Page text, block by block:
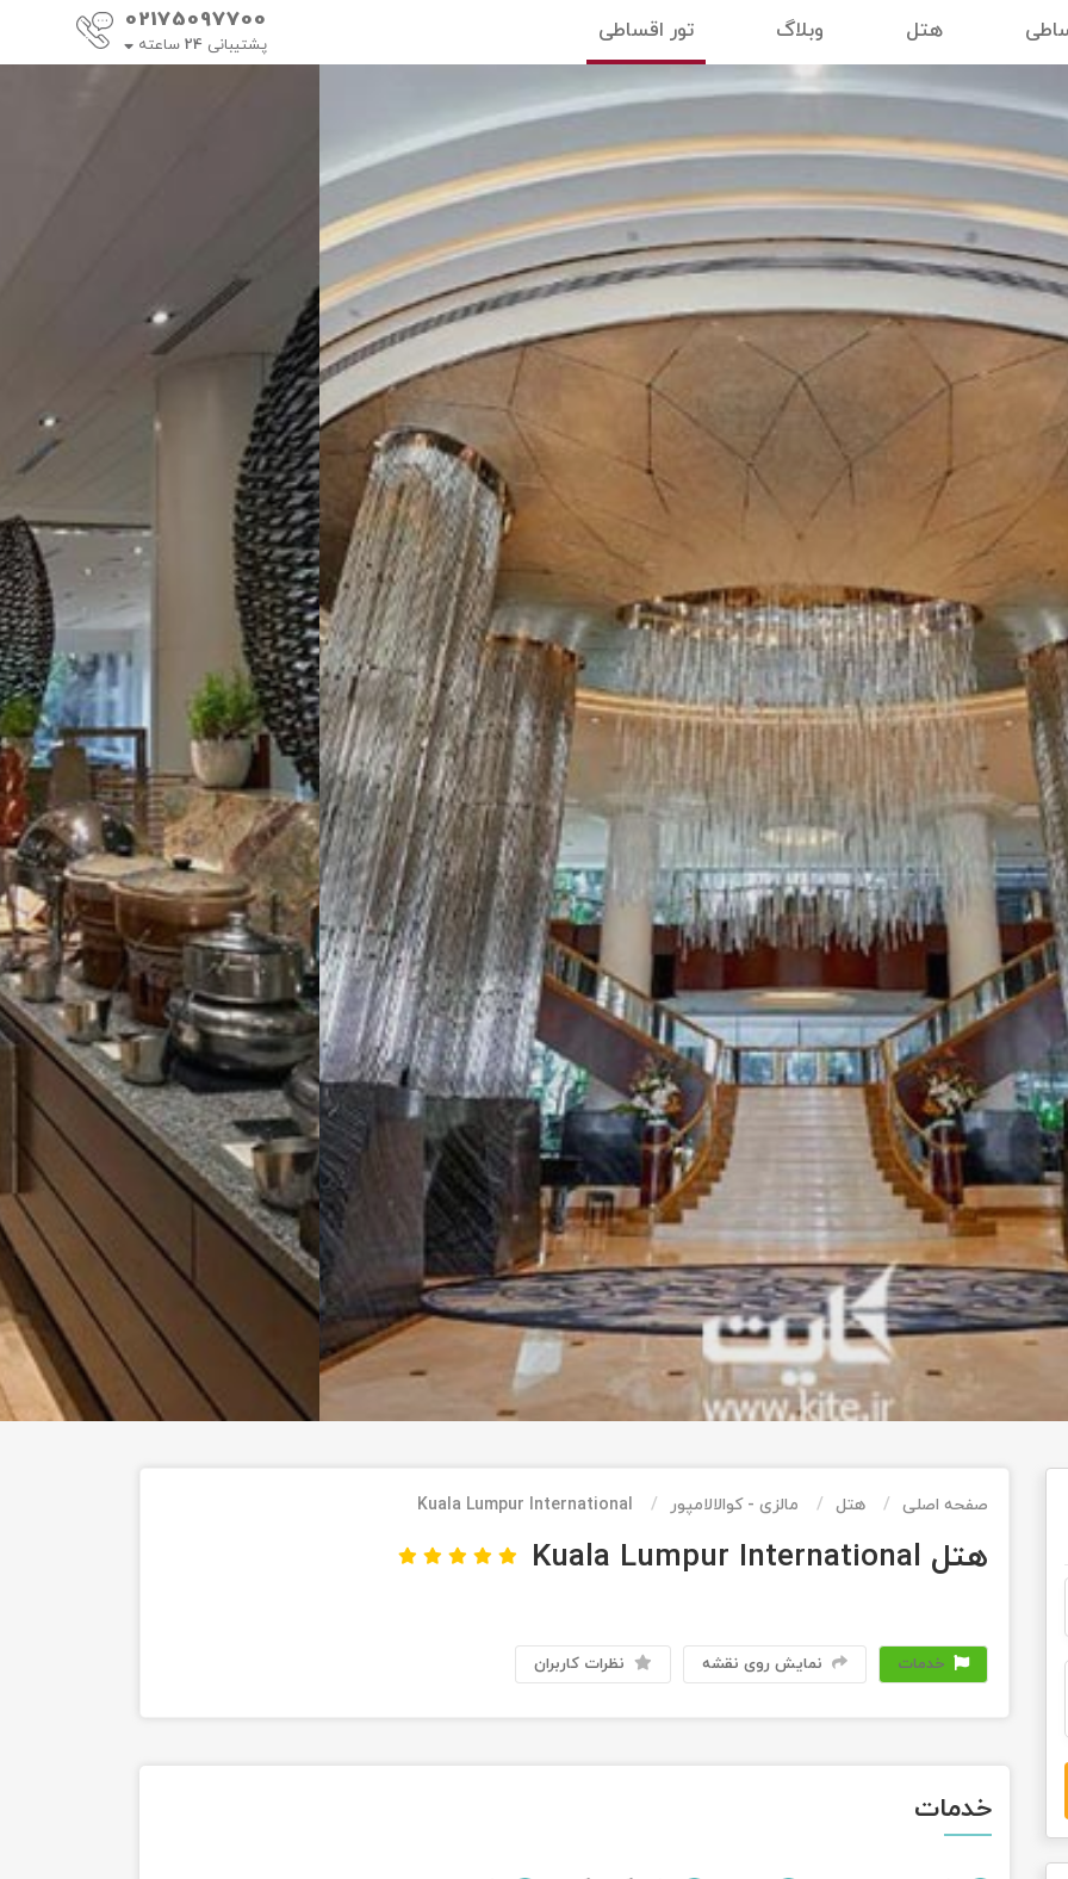
هتل وبلاگ تور اقساطی 02175097700
پشتیبانی 24 ساعته
صفحه اصلی هتل مالزی - کوالالامپور Kuala Lumpur International
هتل Kuala Lumpur International
خدمات نمایش روی نقشه نظرات کاربران
خدمات